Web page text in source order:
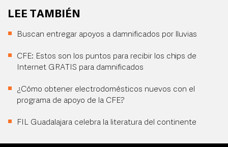
LEE TAMBIÉN
Buscan entregar apoyos a damnificados por lluvias
CFE: Estos son los puntos para recibir los chips de
Internet GRATIS para damnificados
¿Cómo obtener electrodomésticos nuevos con el
programa de apoyo de la CFE?
FIL Guadalajara celebra la literatura del continente